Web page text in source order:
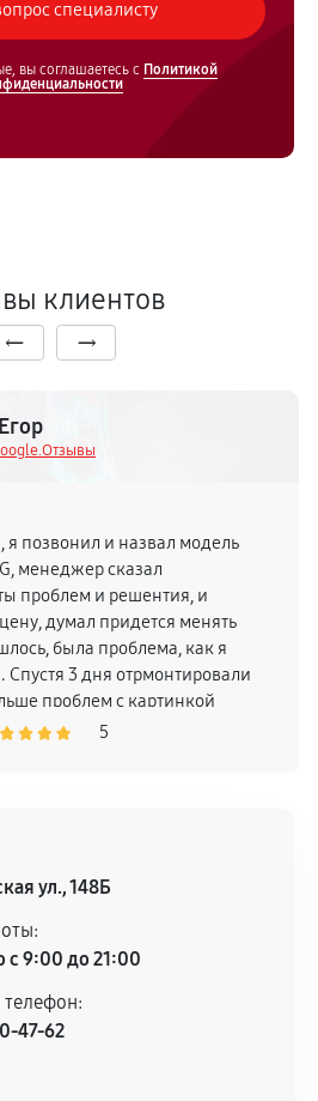
вы соглашаетесь с Политикой
клиентов
позвонил и назвал модель
менеджер сказал
проблем и решентия, и
думал придется менять
была проблема, как я
3 дня отрмонтировали
проблем с картинкой
могу рекомендовать
5
ул., 148Б
с 9:00 до 21:00
47-62